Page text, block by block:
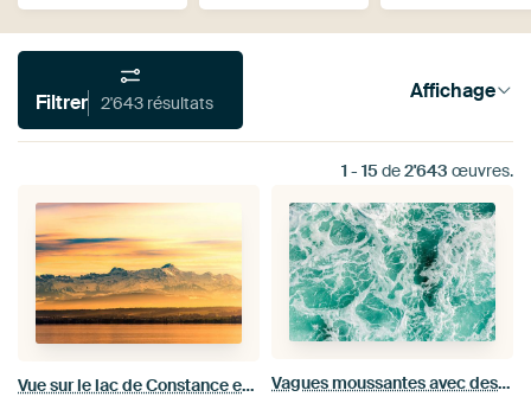
Filtrer 2'643 résultats Affichage
1 - 15de2'643 œuvres.
Vue sur le lac de Constance et les Alpes suisses en automne Vagues moussantes avec des calottes blanches en turquoise abstrait